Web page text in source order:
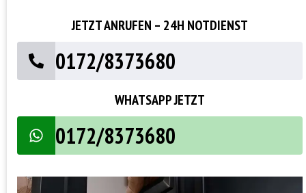
JETZT ANRUFEN – 24H NOTDIENST
0172/8373680
WHATSAPP JETZT
0172/8373680